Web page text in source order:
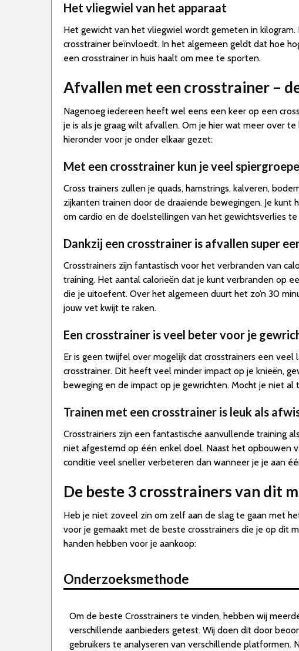
Het vliegwiel van het apparaat
Het gewicht van het vliegwiel wordt gemeten in
crosstrainer beïnvloedt. In het algemeen geldt dat hoe
een crosstrainer in huis haalt om mee te sporten.
Afvallen met een crosstrainer –
Nagenoeg iedereen heeft wel eens een keer op een
je is als je graag wilt afvallen. Om je hier wat meer over
hieronder voor je onder elkaar gezet:
Met een crosstrainer kun je veel
Cross trainers zullen je quads, hamstrings, kalveren,
zijkanten trainen door de draaiende bewegingen. Je
om cardio en de doelstellingen van het gewichtsverlies
Dankzij een crosstrainer is afvallen super
Crosstrainers zijn fantastisch voor het verbranden van
training. Het aantal calorieën dat je kunt verbranden op
die je uitoefent. Over het algemeen duurt het zo’n 30
jouw vet kwijt te raken.
Een crosstrainer is veel beter voor je
Er is geen twijfel over mogelijk dat crosstrainers een
crosstrainer. Dit heeft veel minder impact op je knieën,
beweging en de impact op je gewrichten. Mocht je niet
Trainen met een crosstrainer is leuk als
Crosstrainers zijn een fantastische aanvullende training
niet afgestemd op één enkel doel. Naast het opbouwen
conditie veel sneller verbeteren dan wanneer je je aan
De beste 3 crosstrainers van dit
Heb je niet zoveel zin om zelf aan de slag te gaan met
voor je gemaakt met de beste crosstrainers die je op dit
handen hebben voor je aankoop:
Onderzoeksmethode
Om de beste Crosstrainers te vinden, hebben wij
verschillende aanbieders getest. Wij doen dit door
gebruikers te analyseren van verschillende platformen.